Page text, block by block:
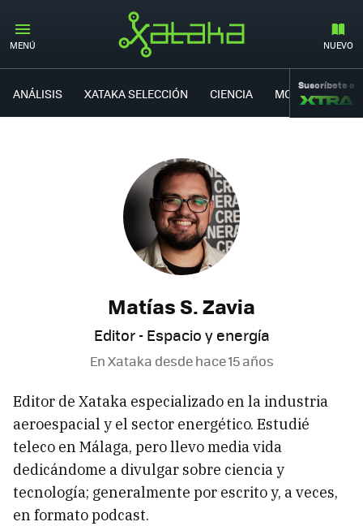
MENÚ NUEVO
ANÁLISIS XATAKA SELECCIÓN CIENCIA MOVILIDAD
Suscríbete a
Matías S. Zavia
Editor - Espacio y energía
En Xataka desdehace 15 años
Editor de Xataka especializado en la industria
aeroespacial y el sector energético. Estudié
teleco en Málaga, pero llevo media vida
dedicándome a divulgar sobre ciencia y
tecnología; generalmente por escrito y, a veces,
en formato podcast.